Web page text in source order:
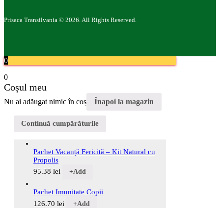
Prisaca Transilvania © 2026. All Rights Reserved.
0
0
Coșul meu
Nu ai adăugat nimic în coș Înapoi la magazin
Continuă cumpărăturile
Pachet Vacanță Fericită – Kit Natural cu
Propolis
95.38 lei +Add
Pachet Imunitate Copii
126.70 lei +Add